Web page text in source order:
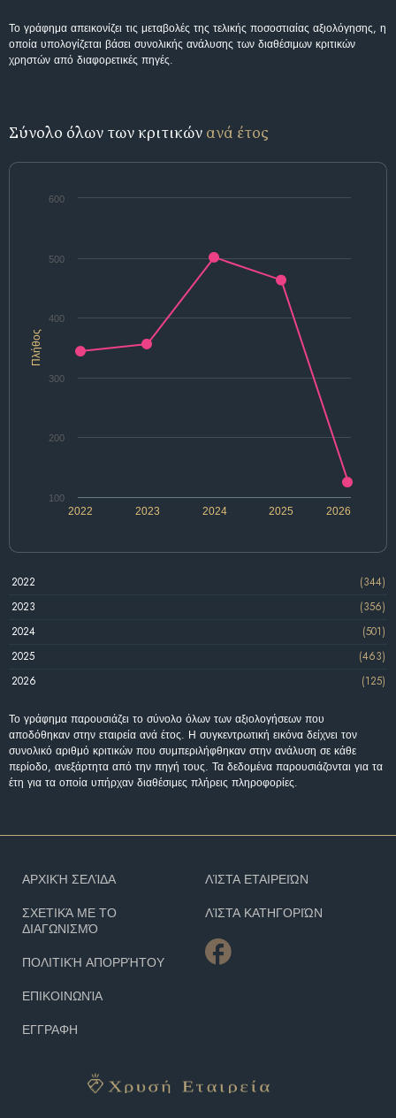
Το γράφημα απεικονίζει τις μεταβολές της τελικής ποσοστιαίας αξιολόγησης, η
οποία υπολογίζεται βάσει συνολικής ανάλυσης των διαθέσιμων κριτικών
χρηστών από διαφορετικές πηγές.
Σύνολο όλων των κριτικών ανά έτος
Πλήθος
2025
2022 2023 2024 2026
100
200
300
400
500
600
2022
(344)
2023
(356)
2024
(501)
2025
(463)
2026
(125)
Το γράφημα παρουσιάζει το σύνολο όλων των αξιολογήσεων που
αποδόθηκαν στην εταιρεία ανά έτος. Η συγκεντρωτική εικόνα δείχνει τον
συνολικό αριθμό κριτικών που συμπεριλήφθηκαν στην ανάλυση σε κάθε
περίοδο, ανεξάρτητα από την πηγή τους. Τα δεδομένα παρουσιάζονται για τα
έτη για τα οποία υπήρχαν διαθέσιμες πλήρεις πληροφορίες.
ΑΡΧΙΚΉ ΣΕΛΊΔΑ
ΣΧΕΤΙΚΆ ΜΕ ΤΟ
ΔΙΑΓΩΝΙΣΜΌ
ΠΟΛΙΤΙΚΉ ΑΠΟΡΡΉΤΟΥ
ΕΠΙΚΟΙΝΩΝΊΑ
ΕΓΓΡΑΦΗ
ΛΊΣΤΑ ΕΤΑΙΡΕΙΏΝ
ΛΊΣΤΑ ΚΑΤΗΓΟΡΙΏΝ